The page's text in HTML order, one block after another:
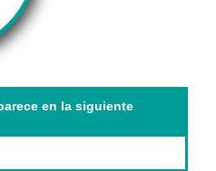
en la siguiente